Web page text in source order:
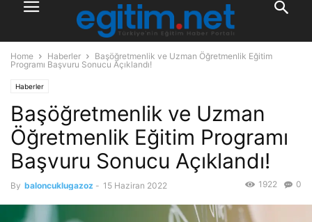
Home Haberler
Başöğretmenlik ve Uzman Öğretmenlik Eğitim
Programı Başvuru Sonucu Açıklandı!
Haberler
Başöğretmenlik ve Uzman
Öğretmenlik Eğitim Programı
Başvuru Sonucu Açıklandı!
By baloncuklugazoz - 15 Haziran 2022 0
1922